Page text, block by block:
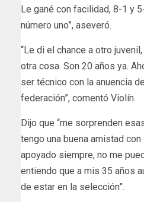
Le gané con facilidad, 8-1 y
número uno”, aseveró.
“Le di el chance a otro
otra cosa. Son 20 años ya.
ser técnico con la anuencia
federación”, comentó Violín.
Dijo que “me sorprenden
tengo una buena amistad
apoyado siempre, no me
entiendo que a mis 35 años
de estar en la selección”.